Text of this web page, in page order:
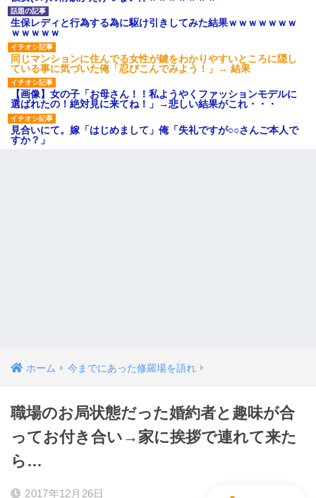
生保レディと行為する為に駆け引きしてみた結果ｗｗｗｗｗｗｗ
ｗｗｗｗｗ
同じマンションに住んでる女性が鍵をわかりやすいところに隠し
ている事に気づいた俺「忍びこんでみよう！」→ 結果
【画像】女の子「お母さん！！私ようやくファッションモデルに
選ばれたの！絶対見に来てね！」→悲しい結果がこれ・・・
見合いにて。嫁「はじめまして」俺「失礼ですが○○さんご本人で
すか？」
ホーム 今までにあった修羅場を語れ
職場のお局状態だった婚約者と趣味が合
ってお付き合い→家に挨拶で連れて来た
ら…
2017年12月26日